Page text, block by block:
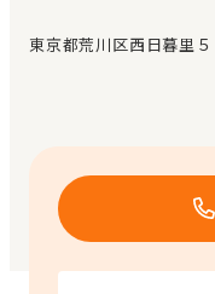
エンクルの特徴と活用方法
東京都荒川区西日暮里